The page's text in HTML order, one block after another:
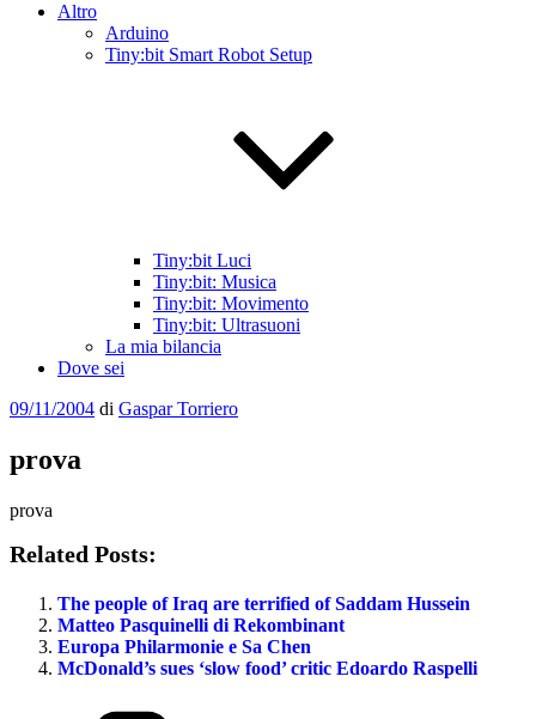
Altro
Arduino
Tiny:bit Smart Robot Setup
Tiny:bit Luci
Tiny:bit: Musica
Tiny:bit: Movimento
Tiny:bit: Ultrasuoni
La mia bilancia
Dove sei
Pubblicato
09/11/2004 di Gaspar Torriero
prova
prova
Related Posts:
The people of Iraq are terrified of Saddam Hussein
Matteo Pasquinelli di Rekombinant
Europa Philarmonie e Sa Chen
McDonald’s sues ‘slow food’ critic Edoardo Raspelli